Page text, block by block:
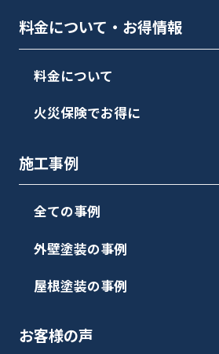
料金について・お得情報
料金について
火災保険でお得に
施工事例
全ての事例
外壁塗装の事例
屋根塗装の事例
お客様の声